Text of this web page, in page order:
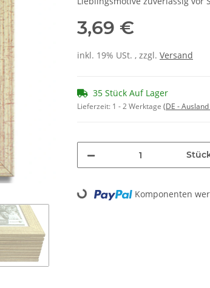
3,69 €
inkl. 19% USt. , zzgl. Versand
35 Stück Auf Lager
Lieferzeit: 1 - 2 Werktage (DE -
Loading... Komponenten